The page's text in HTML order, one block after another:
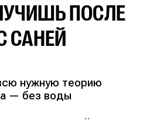
ПОСЛЕ
САНЕЙ
нужную теорию
— без воды